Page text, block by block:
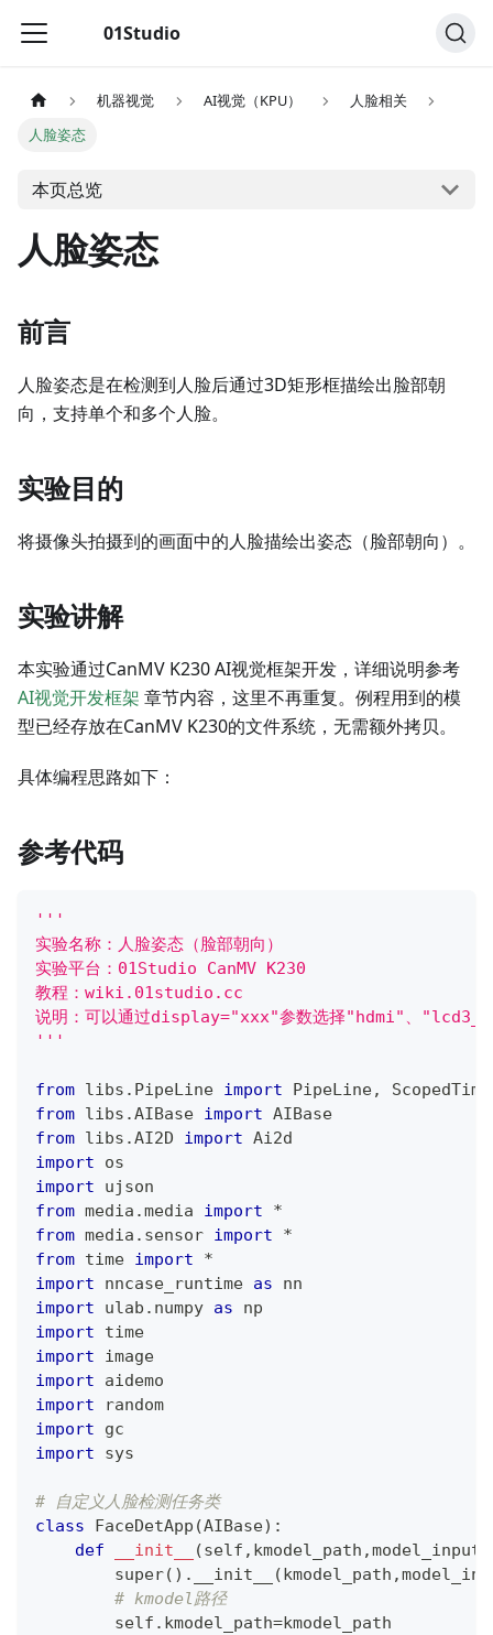
01Studio
机器视觉 AI视觉（KPU）
人脸相关
人脸姿态
本页总览
人脸姿态
前言
人脸姿态是在检测到人脸后通过3D矩形框描绘出脸部朝
向，支持单个和多个人脸。
实验目的
将摄像头拍摄到的画面中的人脸描绘出姿态（脸部朝向）。
实验讲解
本实验通过CanMV K230 AI视觉框架开发，详细说明参考
AI视觉开发框架 章节内容，这里不再重复。例程用到的模
型已经存放在CanMV K230的文件系统，无需额外拷贝。
具体编程思路如下：
参考代码
'''
实验名称：人脸姿态（脸部朝向）
实验平台：01Studio CanMV K230
教程：wiki.01studio.cc
说明：可以通过display="xxx"参数选择"hdmi"、
'''
from libs . PipeLine import PipeLine,
from libs .AIBase import AIBase
from libs .AI2D import Ai2d
import os
import ujson
from media .media import
*
from media . sensor import
*
from time import
*
import nncase_runtime as nn
import ulab . numpy as np
import time
import image
import aidemo
import random
import gc
import sys
# 自定义人脸检测任务类
class
FaceDetApp (AIBase) :
def
__init__ (self , kmodel_path ,
super( ) . __init__ (kmodel_path ,
# kmodel路径
        self
. kmodel_path=kmodel_path